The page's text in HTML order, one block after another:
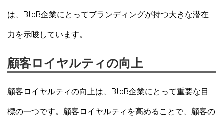
は、BtoB企業にとってブランディングが持つ大きな潜在
力を示唆しています。
顧客ロイヤルティの向上
顧客ロイヤルティの向上は、BtoB企業にとって重要な目
標の一つです。顧客ロイヤルティを高めることで、顧客の